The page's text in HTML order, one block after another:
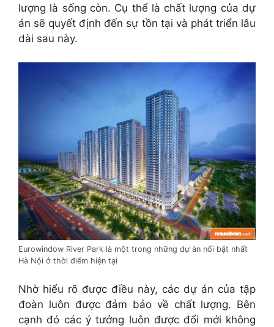
lượng là sống còn. Cụ thể là chất lượng của dự
án sẽ quyết định đến sự tồn tại và phát triển lâu
dài sau này.
Eurowindow River Park là một trong những dự án nổi bật nhất
Hà Nội ở thời điểm hiện tại
Nhờ hiểu rõ được điều này, các dự án của tập
đoàn luôn được đảm bảo về chất lượng. Bên
cạnh đó các ý tưởng luôn được đổi mới không